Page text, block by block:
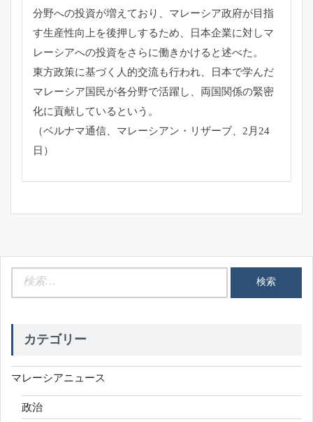
分野への投資が増えており、 マレーシア政府が目指
す生産性向上を後押しするため、
日本企業に対しマ
レーシアへの投資をさらに働きかけると述べた。
東方政策に基づく人的交流も行われ、
日本で学んだ
マレーシア国民が各分野で活躍し、 両国関係の緊密
化に貢献しているという。
（ベルナマ通信、マレーシアン・リザーブ、2月24
日）
カテゴリー
マレーシアニュース
政治